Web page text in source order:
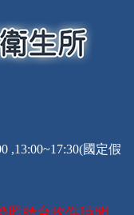
,13:00~17:30(國定假